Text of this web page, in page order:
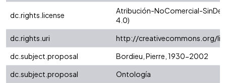
dc.rights.license
Atribución-NoComercial-
4.0)
dc.rights.uri
http://creativecommons.org/
dc.subject.proposal
Bordieu, Pierre, 1930-2002
dc.subject.proposal
Ontología